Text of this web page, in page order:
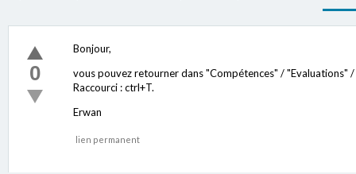
0
Bonjour,
vous pouvez retourner dans "Compétences" / "Evaluations"
Raccourci : ctrl+T.
Erwan
lien permanent